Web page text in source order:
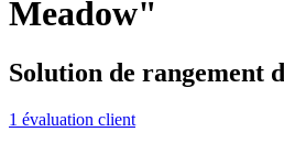
Meadow"
Solution de rangement
1 évaluation client